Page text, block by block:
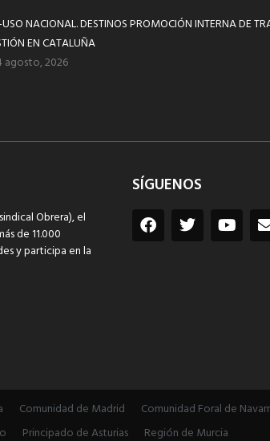
USO NACIONAL. DESTINOS PROMOCIÓN INTERNA DE
EN CATALUÑA
agosto, 2026
Obrera), el
de 11.000
y participa en la
SÍGUENOS
Comunidad de Madrid
Comunidad Foral de
Principado de Asturias Región de Murcia